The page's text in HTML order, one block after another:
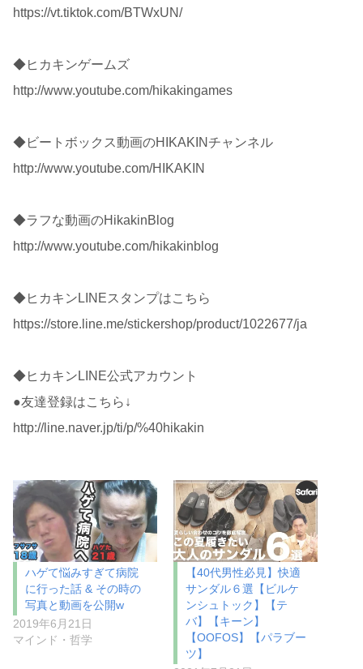
https://vt.tiktok.com/BTWxUN/
◆ヒカキンゲームズ
http://www.youtube.com/hikakingames
◆ビートボックス動画のHIKAKINチャンネル
http://www.youtube.com/HIKAKIN
◆ラフな動画のHikakinBlog
http://www.youtube.com/hikakinblog
◆ヒカキンLINEスタンプはこちら
https://store.line.me/stickershop/product/1022677/ja
◆ヒカキンLINE公式アカウント
●友達登録はこちら↓
http://line.naver.jp/ti/p/%40hikakin
ハゲて悩みすぎて病院
に行った話 & その時の
写真と動画を公開w
2019年6月21日
マインド・哲学
【40代男性必見】快適
サンダル６選【ビルケ
ンシュトック】【テ
バ】【キーン】
【OOFOS】【パラブー
ツ】